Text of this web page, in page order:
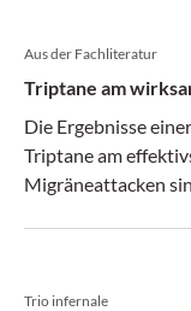
Aus der Fachliteratur
Triptane am
Die Ergebnisse
Triptane am
Migräneattacken
Trio infernale